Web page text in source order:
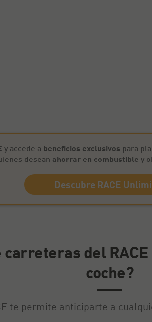
y accede a beneficios exclusivos para
desean ahorrar en combustible y
Descubre RACE
del
coche?
te permite anticiparte a